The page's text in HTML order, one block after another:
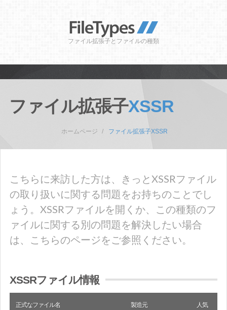
ファイル拡張子とファイルの種類
ファイル拡張子XSSR
ホームページ ファイル拡張子XSSR
こちらに来訪した方は、きっとXSSRファイル
の取り扱いに関する問題をお持ちのことでし
ょう。XSSRファイルを開くか、この種類のフ
ァイルに関する別の問題を解決したい場合
は、こちらのページをご参照ください。
XSSRファイル情報
正式なファイル名 製造元
人気